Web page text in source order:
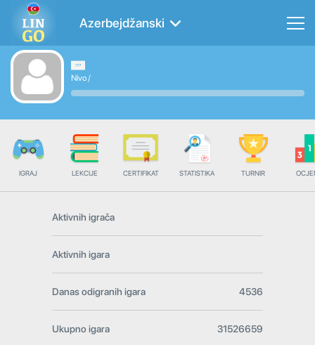
Azerbejdžanski
Nivo/
IGRAJ LEKCIJE CERTIFIKAT STATISTIKA TURNIR
Aktivnih igrača
Aktivnih igara
Danas odigranih igara 4536
Ukupno igara 31526659